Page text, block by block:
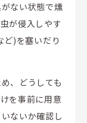
ない状態で燻
が侵入しやす
ど)を塞いだり
、どうしても
を事前に用意
ないか確認し